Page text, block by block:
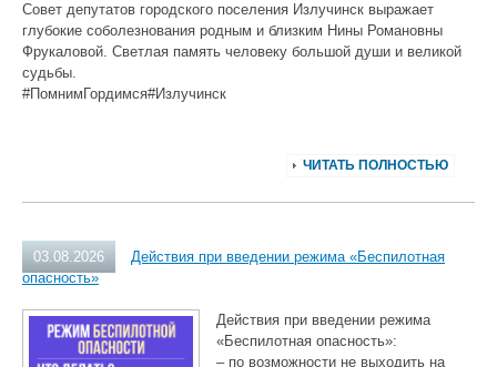
Совет депутатов городского поселения Излучинск выражает
глубокие соболезнования родным и близким Нины Романовны
Фрукаловой. Светлая память человеку большой души и великой
судьбы.
#ПомнимГордимся#Излучинск
ЧИТАТЬ ПОЛНОСТЬЮ
03.08.2026
Действия при введении режима «Беспилотная
опасность»
Действия при введении режима
«Беспилотная опасность»:
– по возможности не выходить на